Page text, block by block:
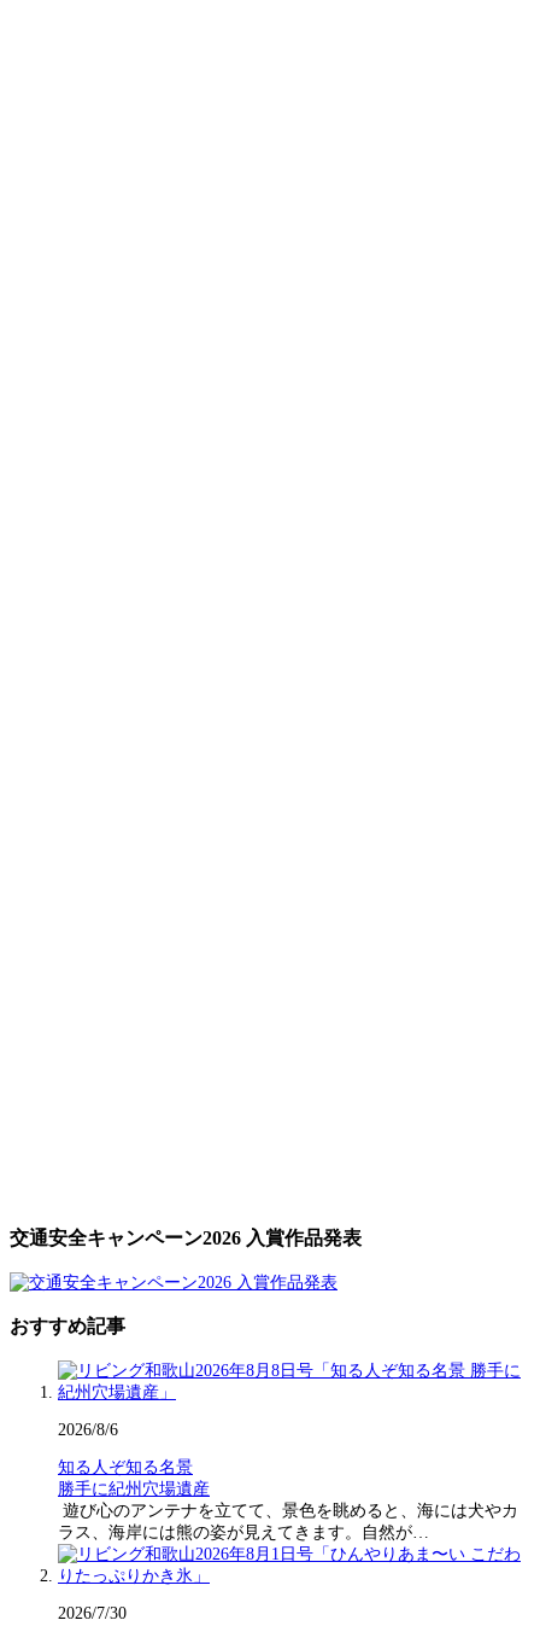
交通安全キャンペーン2026 入賞作品発表
おすすめ記事
2026/8/6
知る人ぞ知る名景
勝手に紀州穴場遺産
遊び心のアンテナを立てて、景色を眺めると、海には犬やカ
ラス、海岸には熊の姿が見えてきます。自然が…
2026/7/30